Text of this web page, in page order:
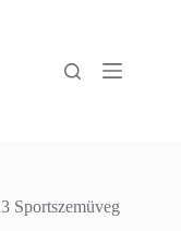
Sportszemüveg